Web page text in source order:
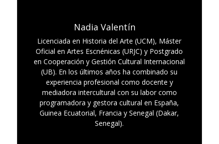
Nadia Valentín
Licenciada en Historia del Arte (UCM), Máster
Oficial en Artes Escnénicas (URJC) y Postgrado
en Cooperación y Gestión Cultural Internacional
(UB). En los últimos años ha combinado su
experiencia profesional como docente y
mediadora intercultural con su labor como
programadora y gestora cultural en España,
Guinea Ecuatorial, Francia y Senegal (Dakar,
Senegal).